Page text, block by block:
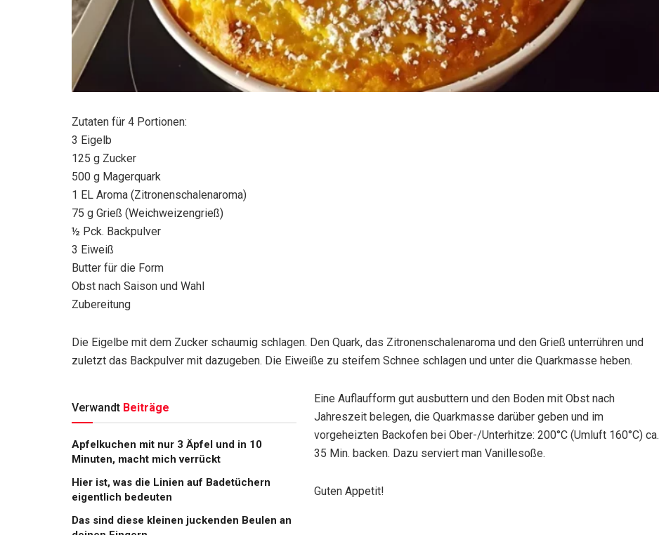
Zutaten für 4 Portionen:
3 Eigelb
125 g Zucker
500 g Magerquark
1 EL Aroma (Zitronenschalenaroma)
75 g Grieß (Weichweizengrieß)
½ Pck. Backpulver
3 Eiweiß
Butter für die Form
Obst nach Saison und Wahl
Zubereitung
Die Eigelbe mit dem Zucker schaumig schlagen. Den Quark, das Zitronenschalenaroma und den Grieß unterrühren und
zuletzt das Backpulver mit dazugeben. Die Eiweiße zu steifem Schnee schlagen und unter die Quarkmasse heben.
Verwandt Beiträge
Apfelkuchen mit nur 3 Äpfel und in 10
Minuten, macht mich verrückt
Hier ist, was die Linien auf Badetüchern
eigentlich bedeuten
Das sind diese kleinen juckenden Beulen an
Eine Auflaufform gut ausbuttern und den Boden mit Obst nach
Jahreszeit belegen, die Quarkmasse darüber geben und im
vorgeheizten Backofen bei Ober-/Unterhitze: 200°C (Umluft 160°C) ca.
35 Min. backen. Dazu serviert man Vanillesoße.
Guten Appetit!